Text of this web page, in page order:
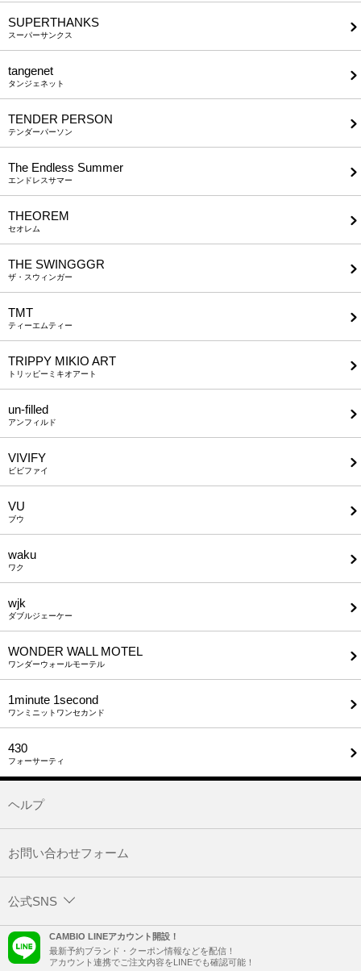
SUPERTHANKS
スーパーサンクス
tangenet
タンジェネット
TENDER PERSON
テンダーパーソン
The Endless Summer
エンドレスサマー
THEOREM
セオレム
THE SWINGGGR
ザ・スウィンガー
TMT
ティーエムティー
TRIPPY MIKIO ART
トリッピーミキオアート
un-filled
アンフィルド
VIVIFY
ビビファイ
VU
ブウ
waku
ワク
wjk
ダブルジェーケー
WONDER WALL MOTEL
ワンダーウォールモーテル
1minute​ 1second
ワンミニットワンセカンド
430
フォーサーティ
ヘルプ
お問い合わせフォーム
公式SNS
CAMBIO LINEアカウント開設！
最新予約ブランド・クーポン情報などを配信！
アカウント連携でご注文内容をLINEでも確認可能！